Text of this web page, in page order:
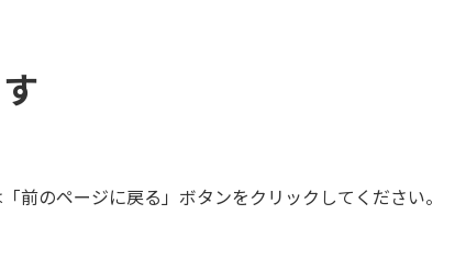
前のページに戻る」ボタンをクリックしてください。